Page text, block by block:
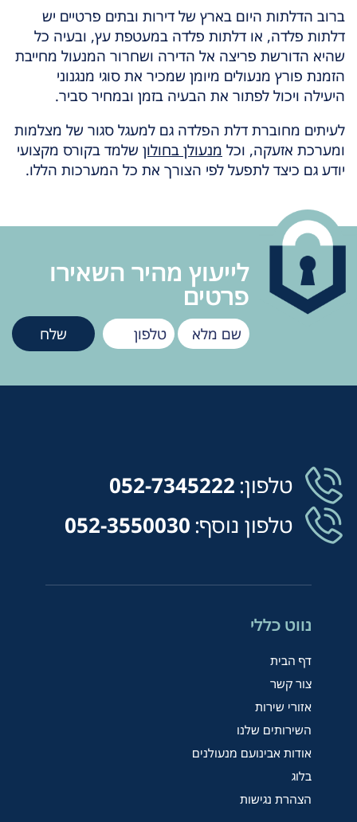
ברוב הדלתות היום בארץ של דירות ובתים פרטיים יש
דלתות פלדה, או דלתות פלדה במעטפת עץ, ובעיה כל
שהיא הדורשת פריצה אל הדירה ושחרור המנעול מחייבת
הזמנת פורץ מנעולים מיומן שמכיר את סוגי מנגנוני
היעילה ויכול לפתור את הבעיה בזמן ובמחיר סביר.
לעיתים מחוברת דלת הפלדה גם למעגל סגור של מצלמות
ומערכת אזעקה, וכל מנעולן בחולון שלמד בקורס מקצועי
יודע גם כיצד לתפעל לפי הצורך את כל המערכות הללו.
לייעוץ מהיר השאירו
פרטים
טלפון: 052-7345222
טלפון נוסף: 052-3550030
נווט כללי
דף הבית
צור קשר
אזורי שירות
השירותים שלנו
אודות אבינועם מנעולנים
בלוג
הצהרת נגישות